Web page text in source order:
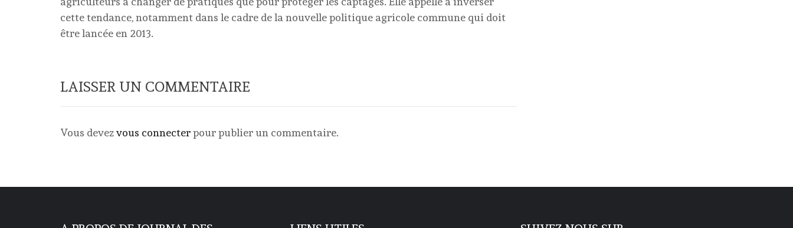
cette tendance, notamment dans le cadre de la nouvelle politique agricole commune qui doit
être lancée en 2013.
LAISSER UN COMMENTAIRE
Vous devezvous connecterpour publier un commentaire.